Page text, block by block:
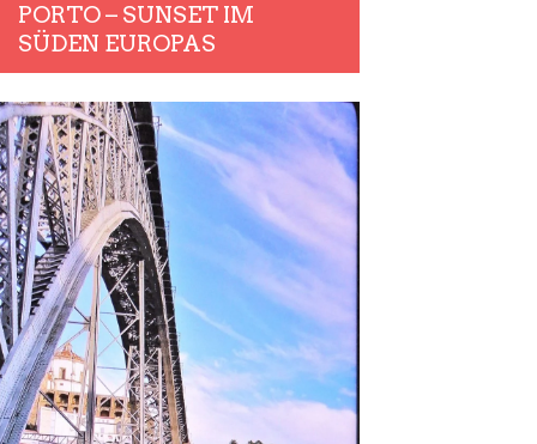
PORTO – SUNSET IM
SÜDEN EUROPAS